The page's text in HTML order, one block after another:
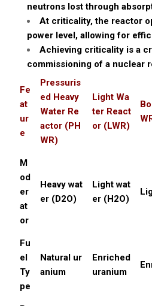
neutrons lost through
At criticality, the reactor
power level, allowing for
Achieving criticality is a
commissioning of a nuclear
Fe
at
ur
e
Pressuris
ed Heavy
Water Re
actor (PH
WR)
Light Wa
ter React
or (LWR)
M
od
er
at
or
Heavy wat
er (D2O)
Light wat
er (H2O)
Fu
el
Ty
pe
Natural ur
anium
Enriched
uranium